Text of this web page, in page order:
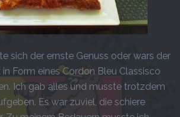
sich der ernste Genuss oder wars der
Form eines Cordon Bleu Classisco
Ich gab alles und musste trotzdem
Es war zuviel, die schiere